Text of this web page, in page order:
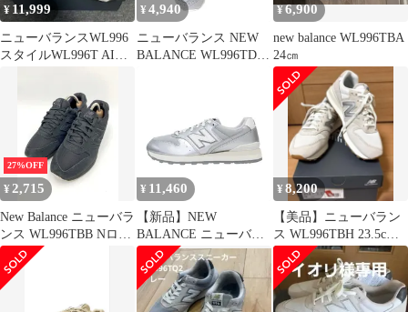
¥ 11,999
ニューバランスWL996
スタイルWL996T AI
¥ 4,940
ニューバランス NEW
BALANCE WL996TD2
¥6,900
new balance WL996TBA
24㎝
27%OFF
¥ 2,715
New Balance ニューバラ
ンス WL996TBB Nロゴ
ローカット スニーカー
size24.5cm/黒 ■■ レディ
ース
¥ 11,460
【新品】NEW
BALANCE ニューバラ
ンス サイ
ズ:US8(25.0cm) 25秋冬
WL996TBI メタリック
レザー レースアップ ロ
¥8,200
【美品】ニューバラン
ス WL996TBH 23.5cm
ベージュ スニーカー